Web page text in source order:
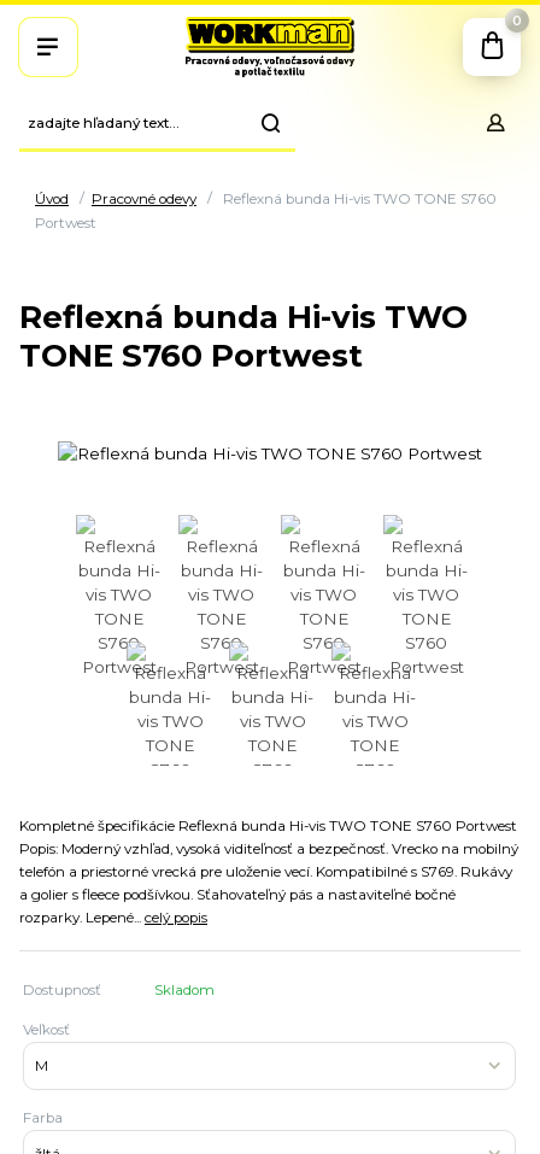
0
Úvod Pracovné odevy
Reflexná bunda Hi-vis TWO TONE S760
Portwest
Reflexná bunda Hi-vis TWO
TONE S760 Portwest
Kompletné špecifikácie Reflexná bunda Hi-vis TWO TONE S760 Portwest
Popis: Moderný vzhľad, vysoká viditeľnosť a bezpečnosť. Vrecko na mobilný
telefón a priestorné vrecká pre uloženie vecí. Kompatibilné s S769. Rukávy
a golier s fleece podšívkou. Sťahovateľný pás a nastaviteľné bočné
rozparky. Lepené... celý popis
Dostupnosť Skladom
Veľkosť
Farba